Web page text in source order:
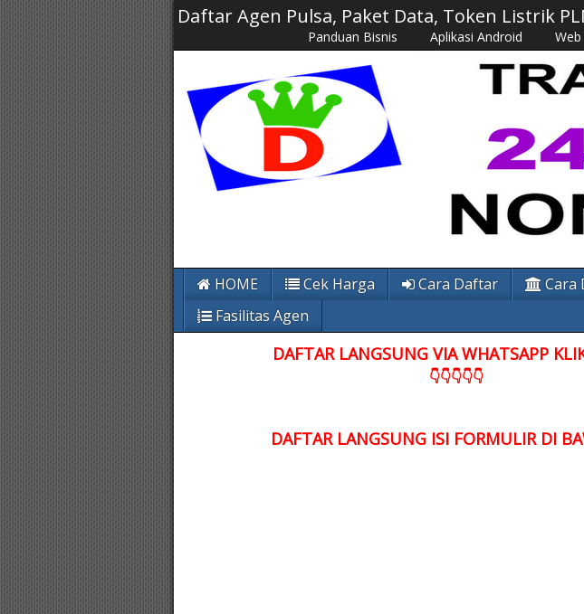
Daftar Agen Pulsa, Paket Data, Token Listrik
Panduan Bisnis Aplikasi Android
HOME Cek Harga Cara Daftar Cara
Fasilitas Agen
DAFTAR LANGSUNG VIA WHATSAPP
👇👇👇👇👇
DAFTAR LANGSUNG ISI FORMULIR DI